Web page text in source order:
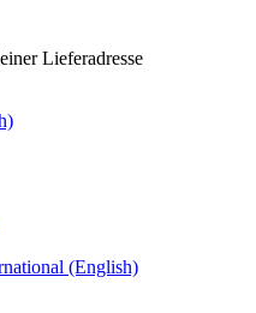
Lieferadresse
(English)